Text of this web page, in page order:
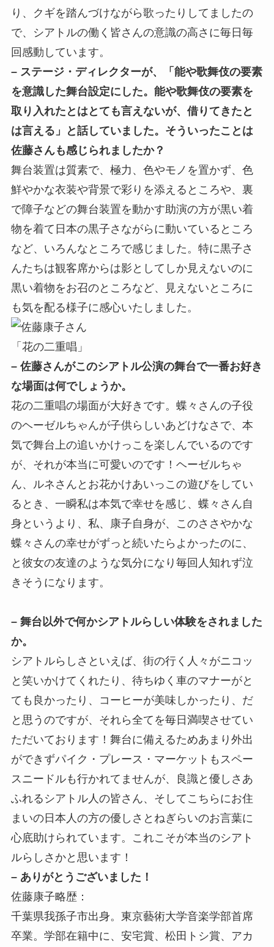
り、クギを踏んづけながら歌ったりしてましたの
で、シアトルの働く皆さんの意識の高さに毎日毎
回感動しています。
– ステージ・ディレクターが、「能や歌舞伎の要素
を意識した舞台設定にした。能や歌舞伎の要素を
取り入れたとはとても言えないが、借りてきたと
は言える」と話していました。そういったことは
佐藤さんも感じられましたか？
舞台装置は質素で、極力、色やモノを置かず、色
鮮やかな衣装や背景で彩りを添えるところや、裏
で障子などの舞台装置を動かす助演の方が黒い着
物を着て日本の黒子さながらに動いているところ
など、いろんなところで感じました。特に黒子さ
んたちは観客席からは影としてしか見えないのに
黒い着物をお召のところなど、見えないところに
も気を配る様子に感心いたしました。
「花の二重唱」
– 佐藤さんがこのシアトル公演の舞台で一番お好き
な場面は何でしょうか。
花の二重唱の場面が大好きです。蝶々さんの子役
のヘーゼルちゃんが子供らしいあどけなさで、本
気で舞台上の追いかけっこを楽しんでいるのです
が、それが本当に可愛いのです！ヘーゼルちゃ
ん、ルネさんとお花かけあいっこの遊びをしてい
るとき、一瞬私は本気で幸せを感じ、蝶々さん自
身というより、私、康子自身が、このささやかな
蝶々さんの幸せがずっと続いたらよかったのに、
と彼女の友達のような気分になり毎回人知れず泣
きそうになります。
– 舞台以外で何かシアトルらしい体験をされました
か。
シアトルらしさといえば、街の行く人々がニコッ
と笑いかけてくれたり、待ちゆく車のマナーがと
ても良かったり、コーヒーが美味しかったり、だ
と思うのですが、それら全てを毎日満喫させてい
ただいております！舞台に備えるためあまり外出
ができずパイク・プレース・マーケットもスペー
スニードルも行かれてませんが、良識と優しさあ
ふれるシアトル人の皆さん、そしてこちらにお住
まいの日本人の方の優しさとねぎらいのお言葉に
心底助けられています。これこそが本当のシアト
ルらしさかと思います！
– ありがとうございました！
佐藤康子略歴：
千葉県我孫子市出身。東京藝術大学音楽学部首席
卒業。学部在籍中に、安宅賞、松田トシ賞、アカ